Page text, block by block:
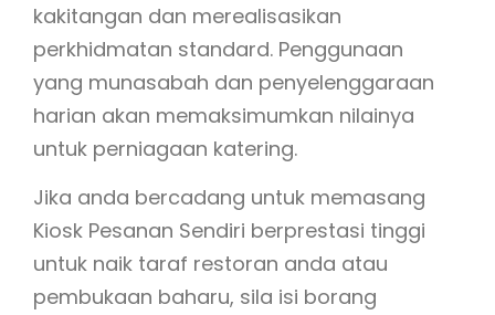
kakitangan dan merealisasikan
perkhidmatan standard. Penggunaan
yang munasabah dan penyelenggaraan
harian akan memaksimumkan nilainya
untuk perniagaan katering.
Jika anda bercadang untuk memasang
Kiosk Pesanan Sendiri berprestasi tinggi
untuk naik taraf restoran anda atau
pembukaan baharu, sila isi borang